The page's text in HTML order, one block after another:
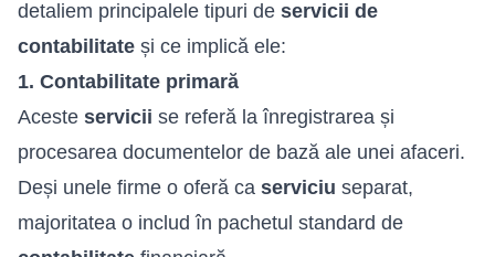
detaliem principalele tipuri de servicii de
contabilitate și ce implică ele:
1. Contabilitate primară
Aceste servicii se referă la înregistrarea și
procesarea documentelor de bază ale unei afaceri.
Deși unele firme o oferă ca serviciu separat,
majoritatea o includ în pachetul standard de